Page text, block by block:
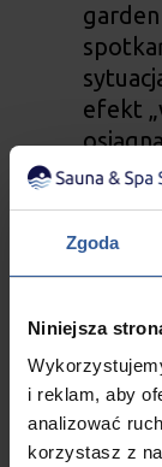
Zgoda
Niniejsza
i reklam, aby
analizować
korzystasz z
efekt
posesji
jacuzzi